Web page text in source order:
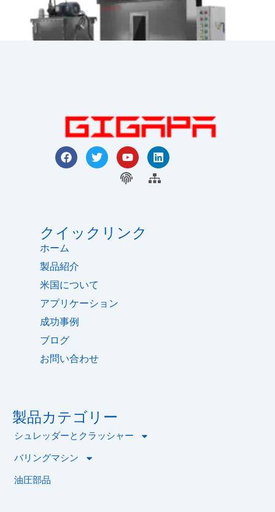
GBB-H 袋詰包装機
フ
ェ
ツ
イ
Y
o
u
t
リ
ン
ト
指
紋
サ
イ
クイックリンク
ホーム
製品紹介
米国について
アプリケーション
成功事例
ブログ
お問い合わせ
製品カテゴリー
シュレッダーとクラッシャー
バリングマシン
油圧部品